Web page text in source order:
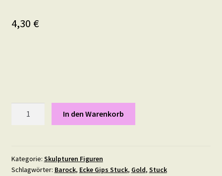
4,30 €
Pilaster,
Dekosäule
In den Warenkorb
Kategorie: Skulpturen Figuren
Schlagwörter: Barock, Ecke Gips Stuck, Gold, Stuck